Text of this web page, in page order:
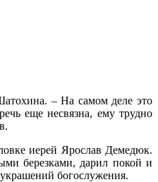
– На самом деле это
еще несвязна, ему трудно
иерей Ярослав Демедюк.
березками, дарил покой и
богослужения.